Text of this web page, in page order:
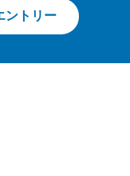
ントリー